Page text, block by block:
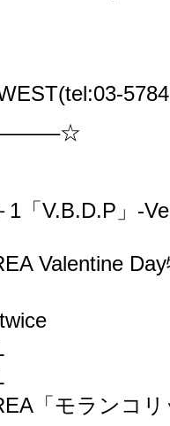
1「V.B.D.P」-
Valentine
「モランコ